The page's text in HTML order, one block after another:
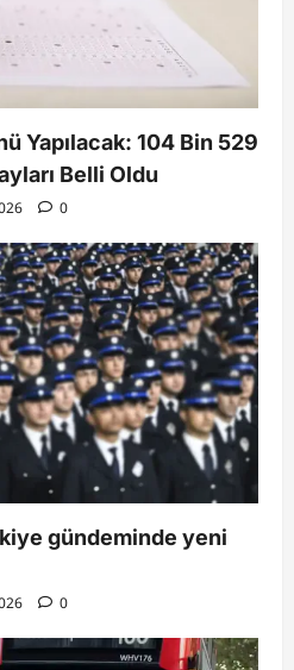
Yapılacak: 104 Bin 529
Belli Oldu
0
gündeminde yeni
0